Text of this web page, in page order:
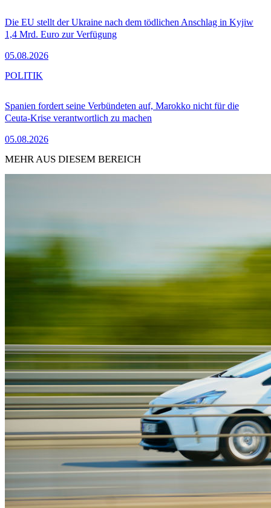
Die EU stellt der Ukraine nach dem tödlichen Anschlag in Kyjiw
1,4 Mrd. Euro zur Verfügung
05.08.2026
Spanien fordert seine Verbündeten auf, Marokko nicht für die
Ceuta-Krise verantwortlich zu machen
05.08.2026
POLITIK
MEHR AUS DIESEM BEREICH